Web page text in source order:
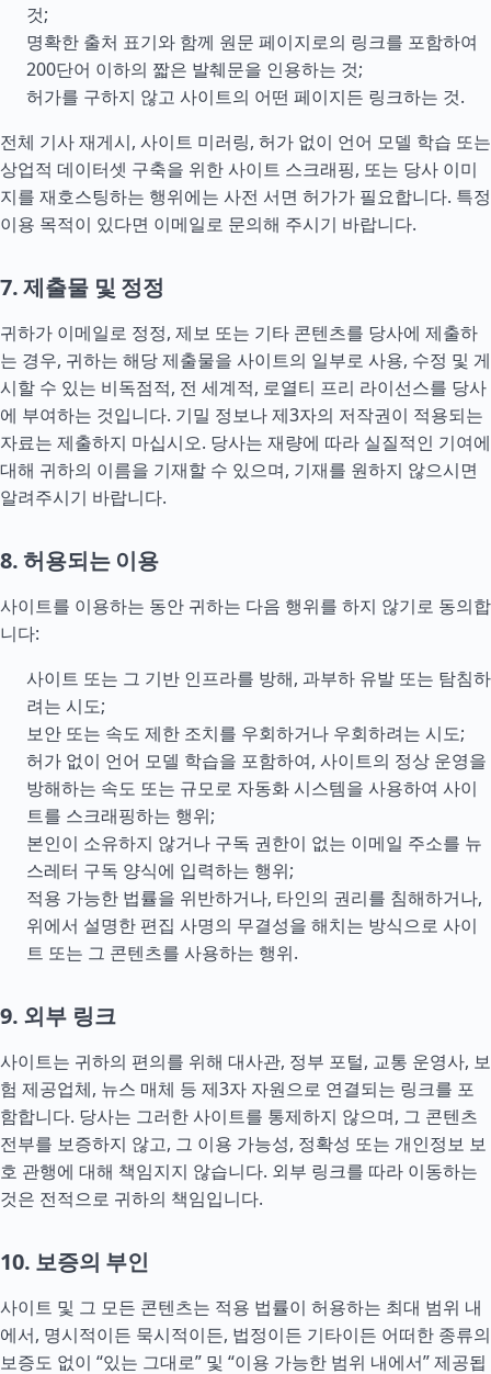
것;
명확한 출처 표기와 함께 원문 페이지로의 링크를 포함하여
200단어 이하의 짧은 발췌문을 인용하는 것;
허가를 구하지 않고 사이트의 어떤 페이지든 링크하는 것.
전체 기사 재게시, 사이트 미러링, 허가 없이 언어 모델 학습 또는
상업적 데이터셋 구축을 위한 사이트 스크래핑, 또는 당사 이미
지를 재호스팅하는 행위에는 사전 서면 허가가 필요합니다. 특정
이용 목적이 있다면 이메일로 문의해 주시기 바랍니다.
7. 제출물 및 정정
귀하가 이메일로 정정, 제보 또는 기타 콘텐츠를 당사에 제출하
는 경우, 귀하는 해당 제출물을 사이트의 일부로 사용, 수정 및 게
시할 수 있는 비독점적, 전 세계적, 로열티 프리 라이선스를 당사
에 부여하는 것입니다. 기밀 정보나 제3자의 저작권이 적용되는
자료는 제출하지 마십시오. 당사는 재량에 따라 실질적인 기여에
대해 귀하의 이름을 기재할 수 있으며, 기재를 원하지 않으시면
알려주시기 바랍니다.
8. 허용되는 이용
사이트를 이용하는 동안 귀하는 다음 행위를 하지 않기로 동의합
니다:
사이트 또는 그 기반 인프라를 방해, 과부하 유발 또는 탐침하
려는 시도;
보안 또는 속도 제한 조치를 우회하거나 우회하려는 시도;
허가 없이 언어 모델 학습을 포함하여, 사이트의 정상 운영을
방해하는 속도 또는 규모로 자동화 시스템을 사용하여 사이
트를 스크래핑하는 행위;
본인이 소유하지 않거나 구독 권한이 없는 이메일 주소를 뉴
스레터 구독 양식에 입력하는 행위;
적용 가능한 법률을 위반하거나, 타인의 권리를 침해하거나,
위에서 설명한 편집 사명의 무결성을 해치는 방식으로 사이
트 또는 그 콘텐츠를 사용하는 행위.
9. 외부 링크
사이트는 귀하의 편의를 위해 대사관, 정부 포털, 교통 운영사, 보
험 제공업체, 뉴스 매체 등 제3자 자원으로 연결되는 링크를 포
함합니다. 당사는 그러한 사이트를 통제하지 않으며, 그 콘텐츠
전부를 보증하지 않고, 그 이용 가능성, 정확성 또는 개인정보 보
호 관행에 대해 책임지지 않습니다. 외부 링크를 따라 이동하는
것은 전적으로 귀하의 책임입니다.
10. 보증의 부인
사이트 및 그 모든 콘텐츠는 적용 법률이 허용하는 최대 범위 내
에서, 명시적이든 묵시적이든, 법정이든 기타이든 어떠한 종류의
보증도 없이 “있는 그대로” 및 “이용 가능한 범위 내에서” 제공됩